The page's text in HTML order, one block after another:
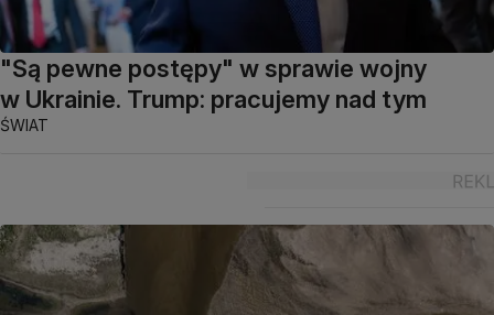
"Są pewne postępy" w sprawie wojny
w Ukrainie. Trump: pracujemy nad tym
ŚWIAT